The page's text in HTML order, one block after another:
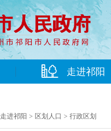
走进祁阳
走进祁阳 > 区划人口 > 行政区划